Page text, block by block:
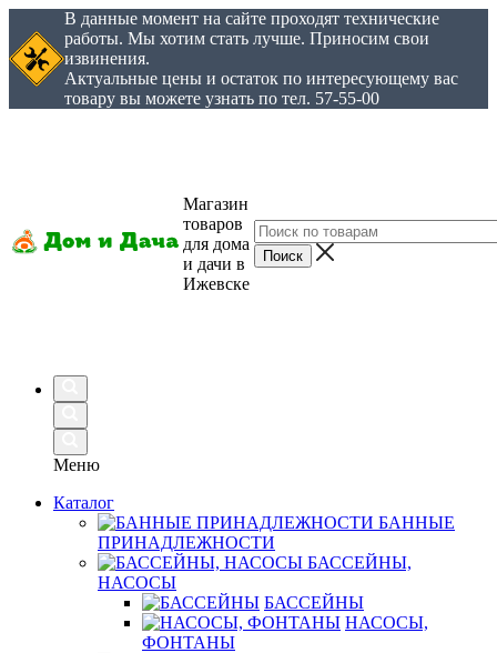
В данные момент на сайте проходят технические
работы. Мы хотим стать лучше. Приносим свои
извинения.
Актуальные цены и остаток по интересующему вас
товару вы можете узнать по тел. 57-55-00
Магазин
товаров
для дома
и дачи в
Ижевске
Меню
Каталог
БАННЫЕ
ПРИНАДЛЕЖНОСТИ
БАССЕЙНЫ,
НАСОСЫ
БАССЕЙНЫ
НАСОСЫ,
ФОНТАНЫ